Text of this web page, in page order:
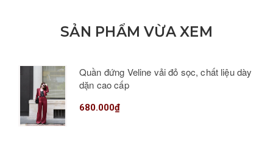
SẢN PHẨM VỪA XEM
Quần đứng Veline vải đỏ sọc, chất liệu dày
dặn cao cấp
680.000₫